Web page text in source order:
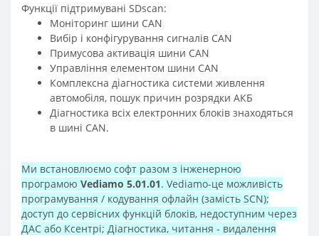
Функції підтримувані SDscan:
Моніторинг шини CAN
Вибір і конфігурування сигналів CAN
Примусова активація шини CAN
Управління елементом шини CAN
Комплексна діагностика системи живлення
автомобіля, пошук причин розрядки АКБ
Діагностика всіх електронних блоків знаходяться
в шині CAN.
Ми встановлюємо софт разом з інженерною
програмою Vediamo 5.01.01. Vediamo-це можливість
програмування / кодування офлайн (замість SCN);
доступ до сервісних функцій блоків, недоступним через
ДАС або Ксентрі; Діагностика, читання - видалення